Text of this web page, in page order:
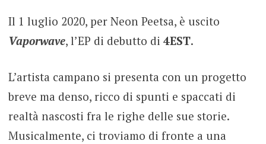
Il 1 luglio 2020, per Neon Peetsa, è uscito
Vaporwave, l’EP di debutto di 4EST.
L’artista campano si presenta con un progetto
breve ma denso, ricco di spunti e spaccati di
realtà nascosti fra le righe delle sue storie.
Musicalmente, ci troviamo di fronte a una